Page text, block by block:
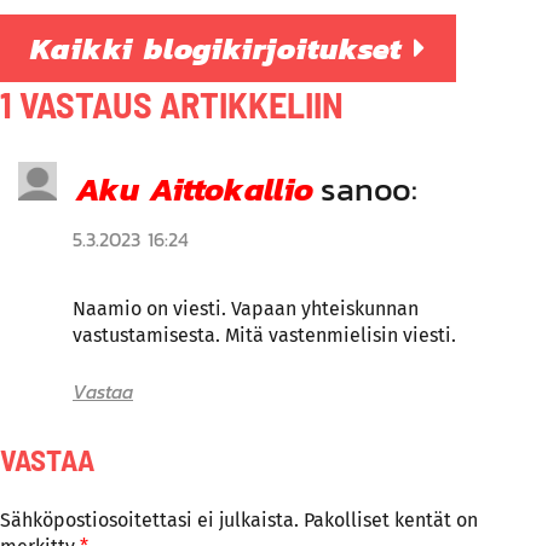
Kaikki blogikirjoitukset
1 VASTAUS ARTIKKELIIN
Aku Aittokalliosanoo:
5.3.2023 16:24
Naamio on viesti. Vapaan yhteiskunnan
vastustamisesta. Mitä vastenmielisin viesti.
Vastaa
VASTAA
Sähköpostiosoitettasi ei julkaista. Pakolliset kentät on